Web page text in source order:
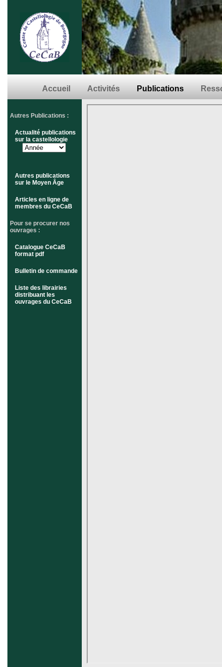
Accueil Activités Publications
Autres Publications :
Actualité publications
sur la castellologie
Autres publications
sur le Moyen Âge
Articles en ligne de
membres du CeCaB
Pour se procurer nos
ouvrages :
Catalogue CeCaB
format pdf
Bulletin de commande
Liste des librairies
distribuant les
ouvrages du CeCaB